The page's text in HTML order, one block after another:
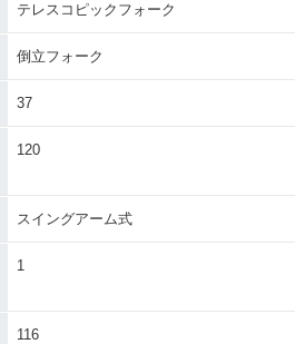
テレスコピックフォーク
倒立フォーク
37
120
スイングアーム式
1
116